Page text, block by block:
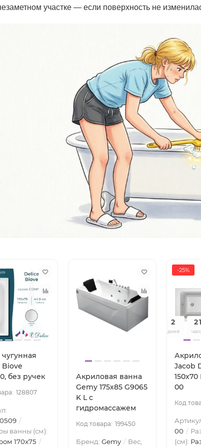
участке — если поверхность не
Biove
без ручек
128807
ванны (см):
170x75
Акриловая ванна
Gemy 175х85 G9065
K L с
гидромассажем
199450
Бренд: Gemy Вес,
-25%
2
дней
Jacob
150x70
00
00
(см):